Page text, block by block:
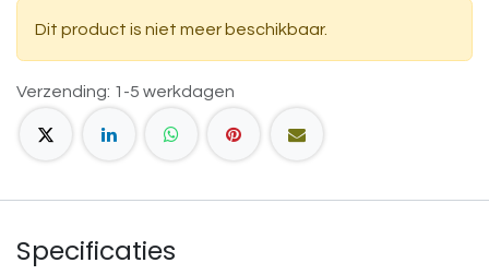
Dit product is niet meer beschikbaar.
Verzending: 1-5 werkdagen
Specificaties